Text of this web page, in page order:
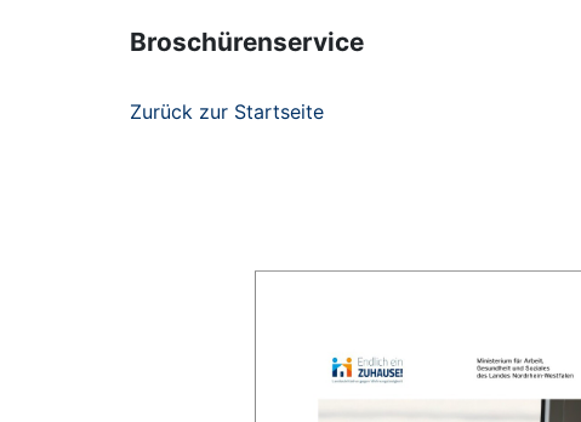
Broschürenservice
Zurück zur Startseite